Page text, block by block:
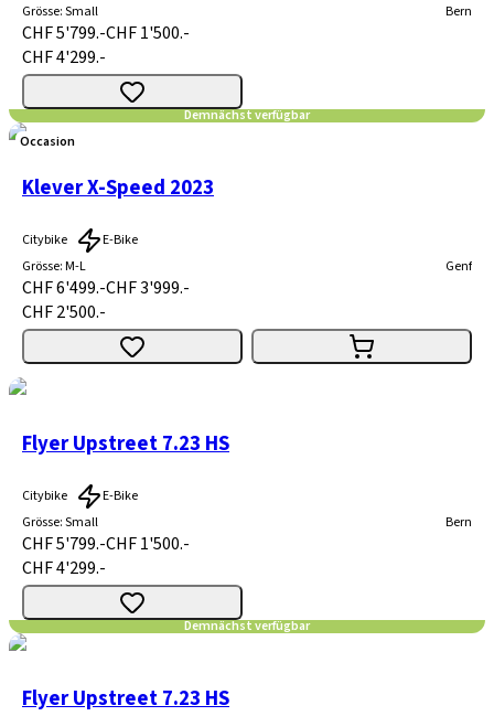
Demnächst verfügbar
Grösse:Small Bern
CHF 5'799.-CHF 1'500.-
CHF 4'299.-
Occasion
Klever X-Speed 2023
Citybike
E-Bike
Grösse:M-L Genf
CHF 6'499.-CHF 3'999.-
CHF 2'500.-
Demnächst verfügbar
Flyer Upstreet 7.23 HS
Citybike
E-Bike
Grösse:Small Bern
CHF 5'799.-CHF 1'500.-
CHF 4'299.-
Flyer Upstreet 7.23 HS